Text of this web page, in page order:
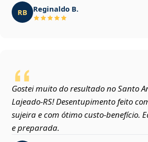
RB Reginaldo B.
Gostei muito do resultado no Santo
Lajeado‑RS! Desentupimento feito
sujeira e com ótimo custo-benefício.
e preparada.